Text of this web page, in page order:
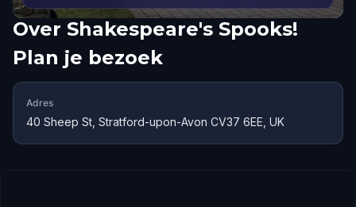
Over Shakespeare's Spooks!
Plan je bezoek
Adres
40 Sheep St, Stratford-upon-Avon CV37 6EE, UK